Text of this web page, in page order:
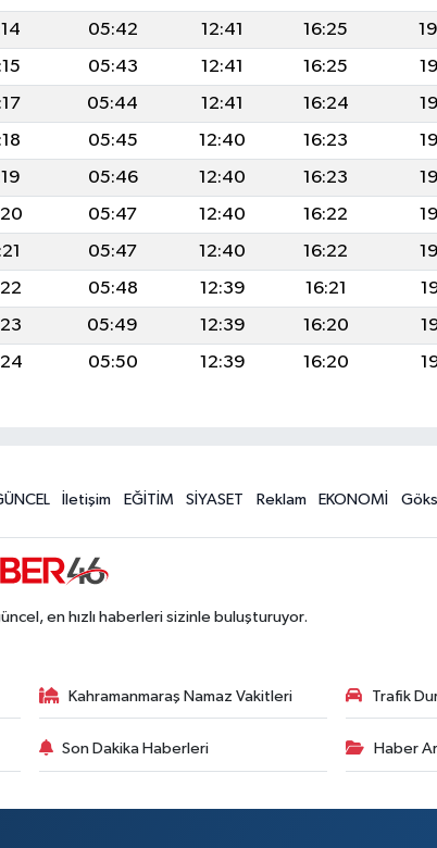
05:42 12:41 16:25
05:43 12:41 16:25
05:44 12:41 16:24
05:45 12:40 16:23
05:46 12:40 16:23
05:47 12:40 16:22
05:47 12:40 16:22
05:48 12:39 16:21
05:49 12:39 16:20
05:50 12:39 16:20
İletişim EĞİTİM SİYASET Reklam EKONOMİ
en hızlı haberleri sizinle buluşturuyor.
Kahramanmaraş Namaz Vakitleri Trafik
Son Dakika Haberleri Haber